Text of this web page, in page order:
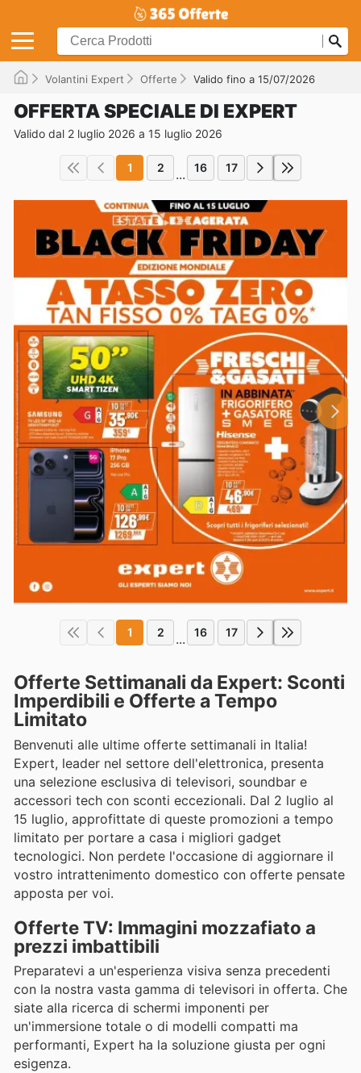
Volantini Expert Offerte Valido fino a 15/07/2026
OFFERTA SPECIALE DI EXPERT
Valido dal 2 luglio 2026 a 15 luglio 2026
1 2 ... 16 17
1 2 ... 16 17
Offerte Settimanali da Expert: Sconti
Imperdibili e Offerte a Tempo
Limitato
Benvenuti alle ultime offerte settimanali in Italia!
Expert, leader nel settore dell'elettronica, presenta
una selezione esclusiva di televisori, soundbar e
accessori tech con sconti eccezionali. Dal 2 luglio al
15 luglio, approfittate di queste promozioni a tempo
limitato per portare a casa i migliori gadget
tecnologici. Non perdete l'occasione di aggiornare il
vostro intrattenimento domestico con offerte pensate
apposta per voi.
Offerte TV: Immagini mozzafiato a
prezzi imbattibili
Preparatevi a un'esperienza visiva senza precedenti
con la nostra vasta gamma di televisori in offerta. Che
siate alla ricerca di schermi imponenti per
un'immersione totale o di modelli compatti ma
performanti, Expert ha la soluzione giusta per ogni
esigenza.